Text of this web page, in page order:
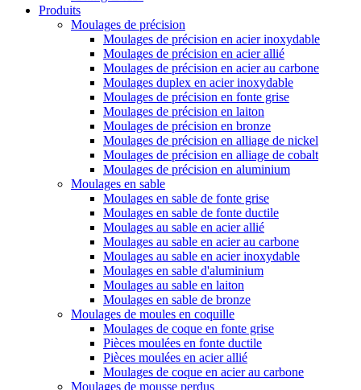
Produits
Moulages de précision
Moulages de précision en acier inoxydable
Moulages de précision en acier allié
Moulages de précision en acier au carbone
Moulages duplex en acier inoxydable
Moulages de précision en fonte grise
Moulages de précision en laiton
Moulages de précision en bronze
Moulages de précision en alliage de nickel
Moulages de précision en alliage de cobalt
Moulages de précision en aluminium
Moulages en sable
Moulages en sable de fonte grise
Moulages en sable de fonte ductile
Moulages au sable en acier allié
Moulages au sable en acier au carbone
Moulages au sable en acier inoxydable
Moulages en sable d'aluminium
Moulages au sable en laiton
Moulages en sable de bronze
Moulages de moules en coquille
Moulages de coque en fonte grise
Pièces moulées en fonte ductile
Pièces moulées en acier allié
Moulages de coque en acier au carbone
Moulages de mousse perdus